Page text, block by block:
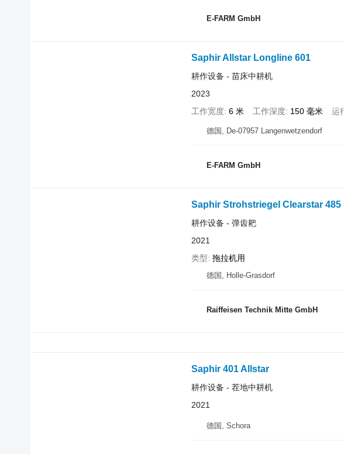
E-FARM GmbH
Saphir Allstar Longline 601
耕作设备 - 苗床中耕机
2023
工作宽度 6 米 工作深度 150 毫米 运
德国, De-07957 Langenwetzendorf
E-FARM GmbH
Saphir Strohstriegel Clearstar 485
耕作设备 - 弹齿耙
2021
类型 拖拉机用
德国, Holle-Grasdorf
Raiffeisen Technik Mitte GmbH
Saphir 401 Allstar
耕作设备 - 茬地中耕机
2021
德国, Schora